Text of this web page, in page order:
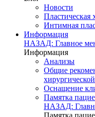
Новости
Пластическая
Интимная
Информация
НАЗАД: Главное
Информация
Анализы
Общие
Оснащение
Памятка
НАЗАД:
Памятка